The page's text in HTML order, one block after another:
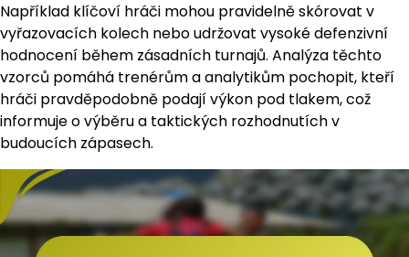
Například klíčoví hráči mohou pravidelně skórovat v
vyřazovacích kolech nebo udržovat vysoké defenzivní
hodnocení během zásadních turnajů. Analýza těchto
vzorců pomáhá trenérům a analytikům pochopit, kteří
hráči pravděpodobně podají výkon pod tlakem, což
informuje o výběru a taktických rozhodnutích v
budoucích zápasech.